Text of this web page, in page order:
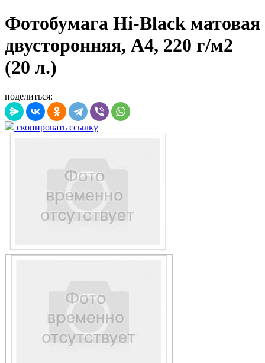
Фотобумага Hi-Black матовая
двусторонняя, A4, 220 г/м2
(20 л.)
поделиться:
скопировать ссылку